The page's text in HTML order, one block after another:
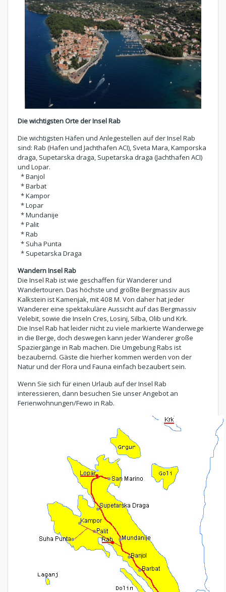
Die wichtigsten Orte der Insel Rab
Die wichtigsten Häfen und Anlegestellen auf der Insel Rab
sind: Rab (Hafen und Jachthafen ACI), Sveta Mara, Kamporska
draga, Supetarska draga, Supetarska draga (Jachthafen ACI)
und Lopar.
* Banjol
* Barbat
* Kampor
* Lopar
* Mundanije
* Palit
* Rab
* Suha Punta
* Supetarska Draga
Wandern Insel Rab
Die Insel Rab ist wie geschaffen für Wanderer und
Wandertouren. Das höchste und größte Bergmassiv aus
Kalkstein ist Kamenjak, mit 408 M. Von daher hat jeder
Wanderer eine spektakuläre Aussicht auf das Bergmassiv
Velebit, sowie die Inseln Cres, Losinj, Silba, Olib und Krk.
Die Insel Rab hat leider nicht zu viele markierte Wanderwege
in die Berge, doch deswegen kann jeder Wanderer große
Spaziergänge in Rab machen. Die Umgebung Rabs ist
bezaubernd. Gäste die hierher kommen werden von der
Natur und der Flora und Fauna einfach bezaubert sein.
Wenn Sie sich für einen Urlaub auf der Insel Rab
interessieren, dann besuchen Sie unser Angebot an
Ferienwohnungen/Fewo in Rab.